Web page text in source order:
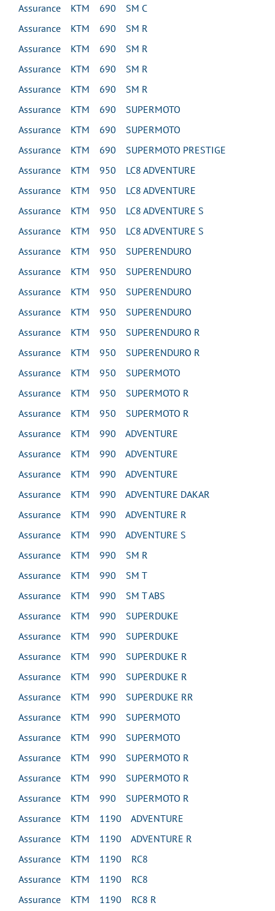
Assurance KTM 690 SM C
Assurance KTM 690 SM R
Assurance KTM 690 SM R
Assurance KTM 690 SM R
Assurance KTM 690 SM R
Assurance KTM 690 SUPERMOTO
Assurance KTM 690 SUPERMOTO
Assurance KTM 690 SUPERMOTO PRESTIGE
Assurance KTM 950 LC8 ADVENTURE
Assurance KTM 950 LC8 ADVENTURE
Assurance KTM 950 LC8 ADVENTURE S
Assurance KTM 950 LC8 ADVENTURE S
Assurance KTM 950 SUPERENDURO
Assurance KTM 950 SUPERENDURO
Assurance KTM 950 SUPERENDURO
Assurance KTM 950 SUPERENDURO
Assurance KTM 950 SUPERENDURO R
Assurance KTM 950 SUPERENDURO R
Assurance KTM 950 SUPERMOTO
Assurance KTM 950 SUPERMOTO R
Assurance KTM 950 SUPERMOTO R
Assurance KTM 990 ADVENTURE
Assurance KTM 990 ADVENTURE
Assurance KTM 990 ADVENTURE
Assurance KTM 990 ADVENTURE DAKAR
Assurance KTM 990 ADVENTURE R
Assurance KTM 990 ADVENTURE S
Assurance KTM 990 SM R
Assurance KTM 990 SM T
Assurance KTM 990 SM T ABS
Assurance KTM 990 SUPERDUKE
Assurance KTM 990 SUPERDUKE
Assurance KTM 990 SUPERDUKE R
Assurance KTM 990 SUPERDUKE R
Assurance KTM 990 SUPERDUKE RR
Assurance KTM 990 SUPERMOTO
Assurance KTM 990 SUPERMOTO
Assurance KTM 990 SUPERMOTO R
Assurance KTM 990 SUPERMOTO R
Assurance KTM 990 SUPERMOTO R
Assurance KTM 1190 ADVENTURE
Assurance KTM 1190 ADVENTURE R
Assurance KTM 1190 RC8
Assurance KTM 1190 RC8
Assurance KTM 1190 RC8 R